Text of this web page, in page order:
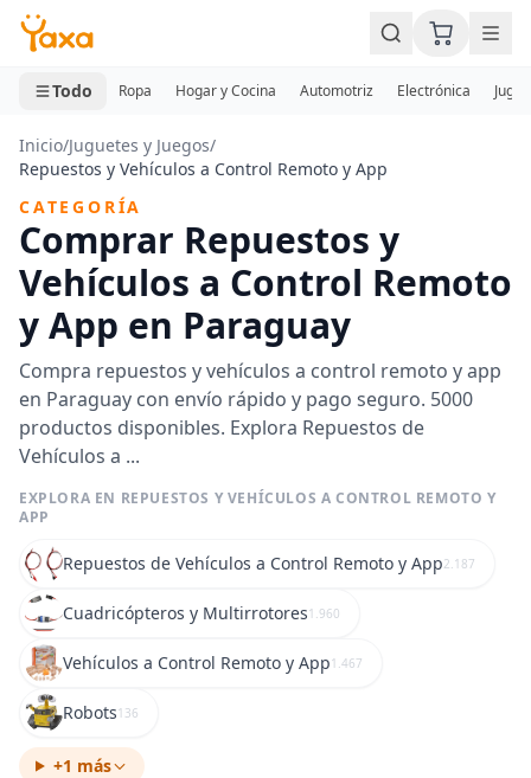
MINI CARRITO
0 productos
Todo Ropa Hogar y Cocina Automotriz Electrónica
Inicio/Juguetes y Juegos/
Repuestos y Vehículos a Control Remoto y App
CATEGORÍA
Comprar Repuestos y
Vehículos a Control Remoto
y App en Paraguay
Compra repuestos y vehículos a control remoto y app
en Paraguay con envío rápido y pago seguro. 5000
productos disponibles. Explora Repuestos de
Vehículos a ...
EXPLORA EN REPUESTOS Y VEHÍCULOS A CONTROL REMOTO Y
APP
Repuestos de Vehículos a Control Remoto y App2.187
Cuadricópteros y Multirrotores1.960
Vehículos a Control Remoto y App1.467
Robots136
+1 más